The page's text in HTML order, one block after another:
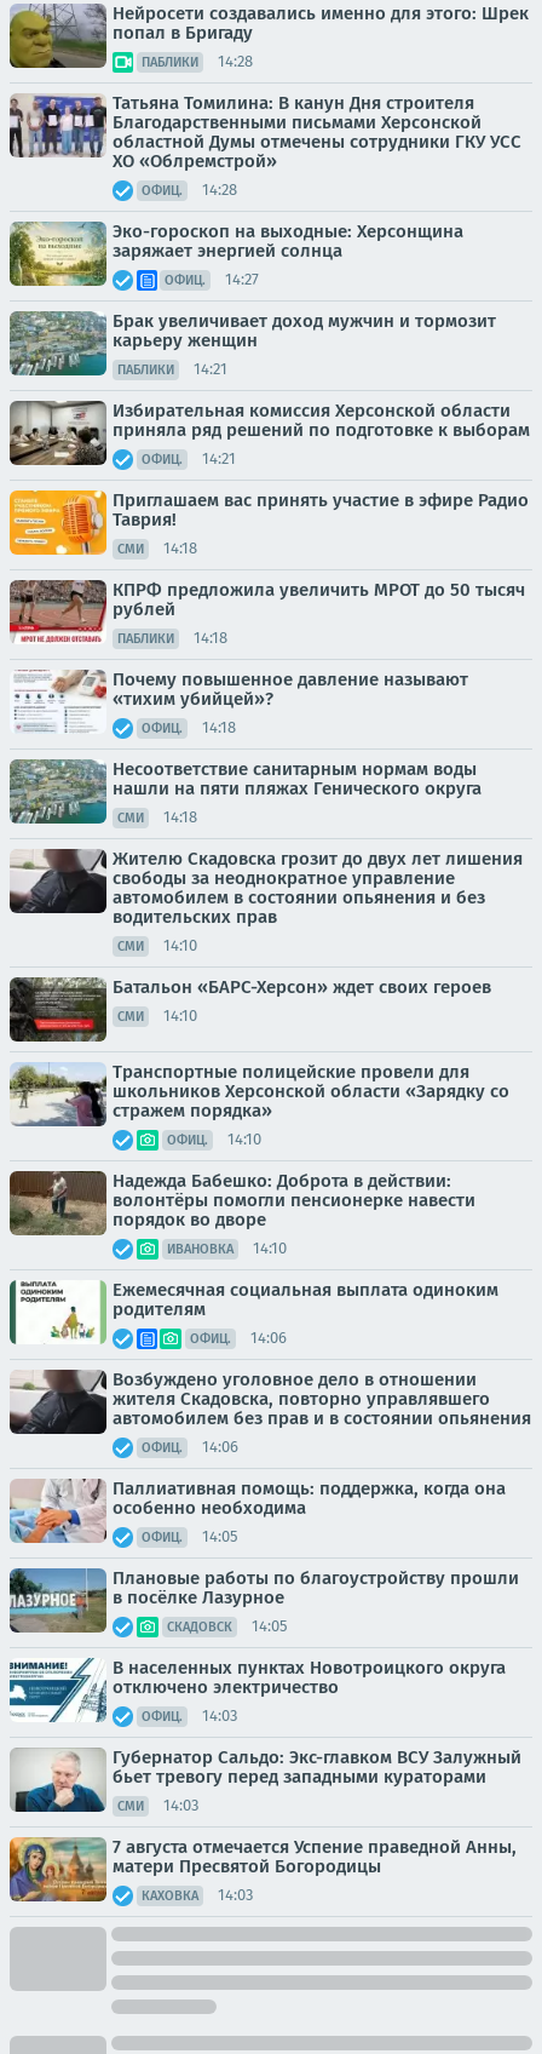
Нейросети создавались именно для этого: Шрек
попал в Бригаду
ПАБЛИКИ 14:28
Татьяна Томилина: В канун Дня строителя
Благодарственными письмами Херсонской
областной Думы отмечены сотрудники ГКУ УСС
ХО «Облремстрой»
ОФИЦ. 14:28
Эко-гороскоп на выходные: Херсонщина
заряжает энергией солнца
ОФИЦ. 14:27
Брак увеличивает доход мужчин и тормозит
карьеру женщин
ПАБЛИКИ 14:21
Избирательная комиссия Херсонской области
приняла ряд решений по подготовке к выборам
ОФИЦ. 14:21
Приглашаем вас принять участие в эфире Радио
Таврия!
СМИ 14:18
КПРФ предложила увеличить МРОТ до 50 тысяч
рублей
ПАБЛИКИ 14:18
Почему повышенное давление называют
«тихим убийцей»?
ОФИЦ. 14:18
Несоответствие санитарным нормам воды
нашли на пяти пляжах Генического округа
СМИ 14:18
Жителю Скадовска грозит до двух лет лишения
свободы за неоднократное управление
автомобилем в состоянии опьянения и без
водительских прав
СМИ 14:10
Батальон «БАРС-Херсон» ждет своих героев
СМИ 14:10
Транспортные полицейские провели для
школьников Херсонской области «Зарядку со
стражем порядка»
ОФИЦ. 14:10
Надежда Бабешко: Доброта в действии:
волонтёры помогли пенсионерке навести
порядок во дворе
ИВАНОВКА 14:10
Ежемесячная социальная выплата одиноким
родителям
ОФИЦ. 14:06
Возбуждено уголовное дело в отношении
жителя Скадовска, повторно управлявшего
автомобилем без прав и в состоянии опьянения
ОФИЦ. 14:06
Паллиативная помощь: поддержка, когда она
особенно необходима
ОФИЦ. 14:05
Плановые работы по благоустройству прошли
в посёлке Лазурное
СКАДОВСК 14:05
В населенных пунктах Новотроицкого округа
отключено электричество
ОФИЦ. 14:03
Губернатор Сальдо: Экс-главком ВСУ Залужный
бьет тревогу перед западными кураторами
СМИ 14:03
7 августа отмечается Успение праведной Анны,
матери Пресвятой Богородицы
КАХОВКА 14:03